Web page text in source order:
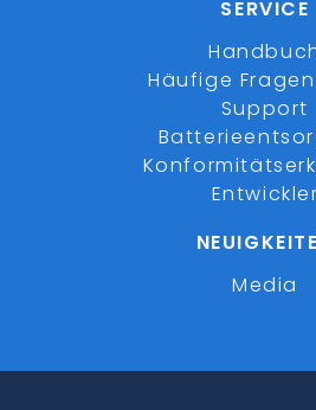
SERVICE
Häufige Fragen
Support
Entwickler
Media